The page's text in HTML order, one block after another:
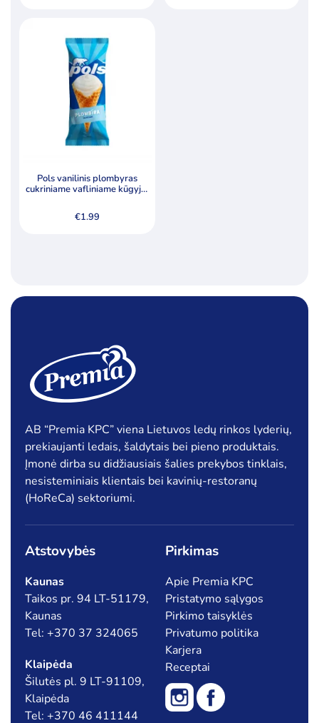
Pols vanilinis plombyras
cukriniame vafliniame kūgyje,
€1.99
AB “Premia KPC” viena Lietuvos ledų rinkos lyderių,
prekiaujanti ledais, šaldytais bei pieno produktais.
Įmonė dirba su didžiausiais šalies prekybos tinklais,
nesisteminiais klientais bei kavinių-restoranų
(HoReCa) sektoriumi.
Atstovybės
Kaunas
Taikos pr. 94 LT-51179,
Kaunas
Tel: +370 37 324065
Klaipėda
Šilutės pl. 9 LT-91109,
Klaipėda
Tel: +370 46 411144
Pirkimas
Apie Premia KPC
Pristatymo sąlygos
Pirkimo taisyklės
Privatumo politika
Karjera
Receptai